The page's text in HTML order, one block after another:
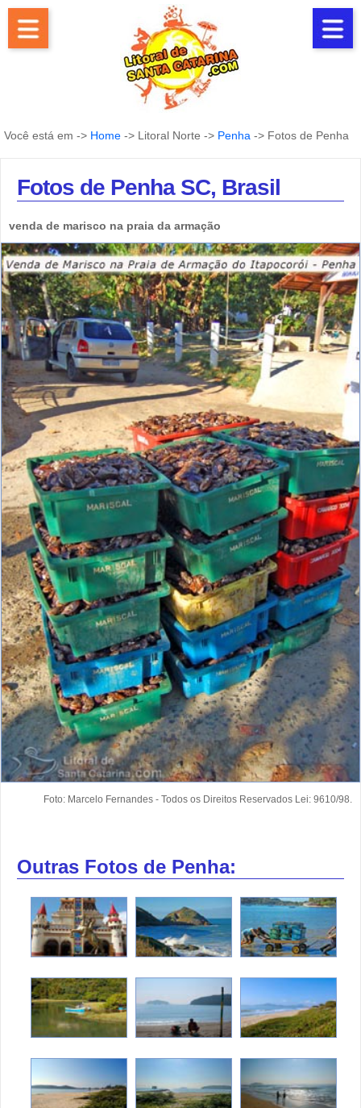
Você está em -> Home -> Litoral Norte -> Penha -> Fotos de Penha
Fotos de Penha SC, Brasil
venda de marisco na praia da armação
Foto: Marcelo Fernandes - Todos os Direitos Reservados Lei: 9610/98.
Outras Fotos de Penha: